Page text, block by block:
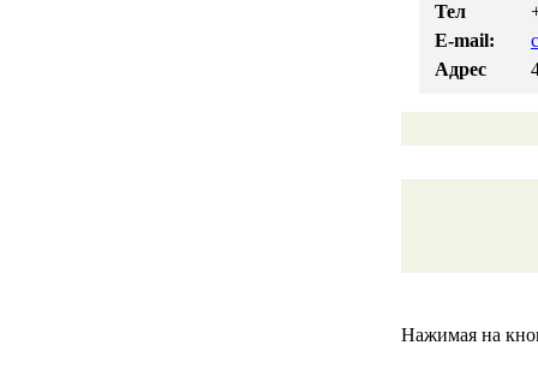
Тел
E-mail:
Адрес
Нажимая на